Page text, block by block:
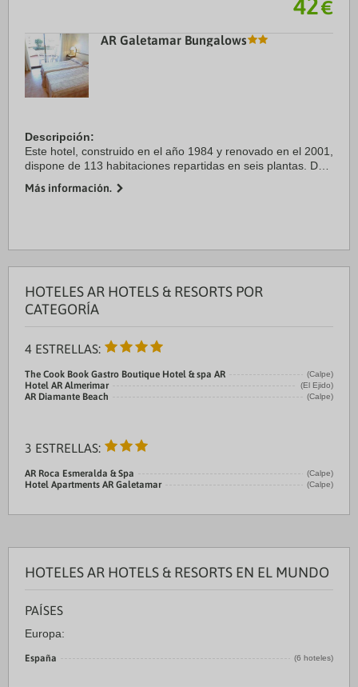
42€
AR Galetamar Bungalows
Descripción:
Este hotel, construido en el año 1984 y renovado en el 2001,
dispone de 113 habitaciones repartidas en seis plantas. De
apartamentos/estudios. El hotel cuenta con un hall de
Más información.
HOTELES AR HOTELS & RESORTS POR
CATEGORÍA
4 ESTRELLAS:
The Cook Book Gastro Boutique Hotel & spa AR (Calpe)
Hotel AR Almerimar (El Ejido)
AR Diamante Beach (Calpe)
3 ESTRELLAS:
AR Roca Esmeralda & Spa (Calpe)
Hotel Apartments AR Galetamar (Calpe)
HOTELES AR HOTELS & RESORTS EN EL MUNDO
PAÍSES
Europa:
España (6 hoteles)